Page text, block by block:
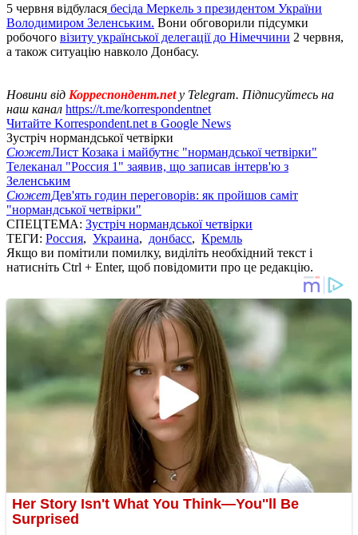
5 червня відбулася бесіда Меркель з президентом України
Володимиром Зеленським. Вони обговорили підсумки
робочого візиту української делегації до Німеччини 2 червня,
а також ситуацію навколо Донбасу.
Новини від Корреспондент.net у Telegram. Підписуйтесь на
наш канал https://t.me/korrespondentnet
Читайте Korrespondent.net в Google News
Зустріч нормандської четвірки
СюжетЛист Козака і майбутнє "нормандської четвірки"
Телеканал "Россия 1" заявив, що записав інтерв'ю з
Зеленським
СюжетДев'ять годин переговорів: як пройшов саміт
"нормандської четвірки"
СПЕЦТЕМА: Зустріч нормандської четвірки
ТЕГИ: Россия, Украина, донбасс, Кремль
Якщо ви помітили помилку, виділіть необхідний текст і
натисніть Ctrl + Enter, щоб повідомити про це редакцію.